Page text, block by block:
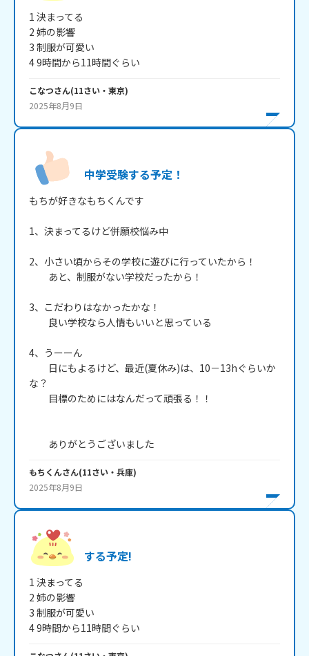
1 決まってる
2 姉の影響
3 制服が可愛い
4 9時間から11時間ぐらい
こなつさん(11さい・ 東京)
2025年8月9日
中学受験する予定！
もちが好きなもちくんです
1、決まってるけど併願校悩み中
2、小さい頃からその学校に遊びに行っていたから！
あと、制服がない学校だったから！
3、こだわりはなかったかな！
良い学校なら人情もいいと思っている
4、うーーん
日にもよるけど、最近(夏休み)は、10－13hぐらいか
な？
目標のためにはなんだって頑張る！！
もちくんさん(11さい・ 兵庫)
2025年8月9日
する予定!
1 決まってる
2 姉の影響
3 制服が可愛い
4 9時間から11時間ぐらい